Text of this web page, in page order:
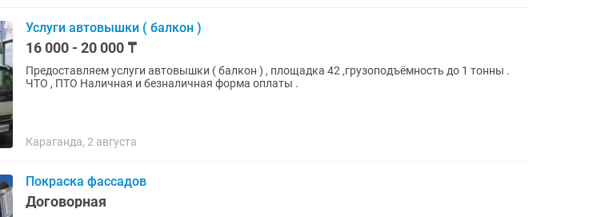
Услуги автовышки ( балкон )
16 000 - 20 000 ₸
Предоставляем услуги автовышки ( балкон ) , площадка 42 ,грузоподъёмность до 1 тонны .
ЧТО , ПТО Наличная и безналичная форма оплаты .
Караганда, 2 августа
Покраска фассадов
Договорная